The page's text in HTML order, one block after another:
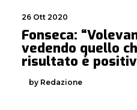
26 Ott 2020
Fonseca:
vedendo quello
risultato è
by Redazione